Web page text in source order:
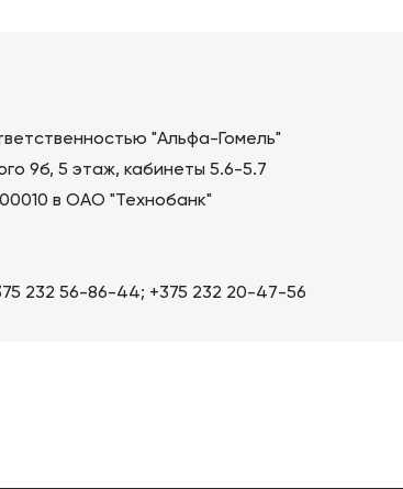
"Альфа-Гомель"
9б, 5 этаж, кабинеты 5.6-5.7
в ОАО "Технобанк"
232 56-86-44; +375 232 20-47-56